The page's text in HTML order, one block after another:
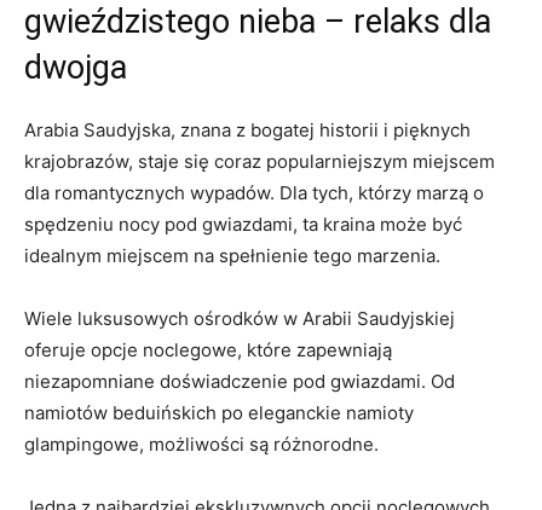
gwieździstego nieba – relaks⁤ dla
dwojga
Arabia Saudyjska, znana z bogatej⁣ historii i pięknych
krajobrazów, ‍staje się coraz popularniejszym miejscem
dla romantycznych​ wypadów. Dla tych, którzy marzą o
‍spędzeniu nocy pod ⁣gwiazdami, ta kraina może⁣ być
idealnym miejscem ​na spełnienie tego marzenia.
Wiele ⁣luksusowych ośrodków ​w‌ Arabii ‍Saudyjskiej
oferuje opcje​ noclegowe, które zapewniają
niezapomniane doświadczenie pod gwiazdami.⁣ Od
namiotów⁢ beduińskich po eleganckie namioty
glampingowe, możliwości​ są ​różnorodne.